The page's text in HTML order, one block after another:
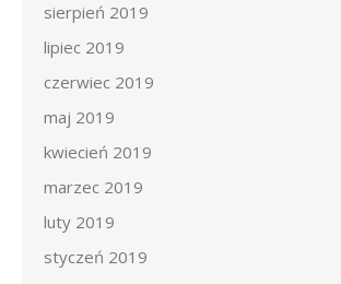
sierpień 2019
lipiec 2019
czerwiec 2019
maj 2019
kwiecień 2019
marzec 2019
luty 2019
styczeń 2019